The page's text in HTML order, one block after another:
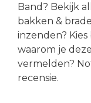
Band? Bekijk
bakken &
inzenden?
waarom je
vermelden?
recensie.